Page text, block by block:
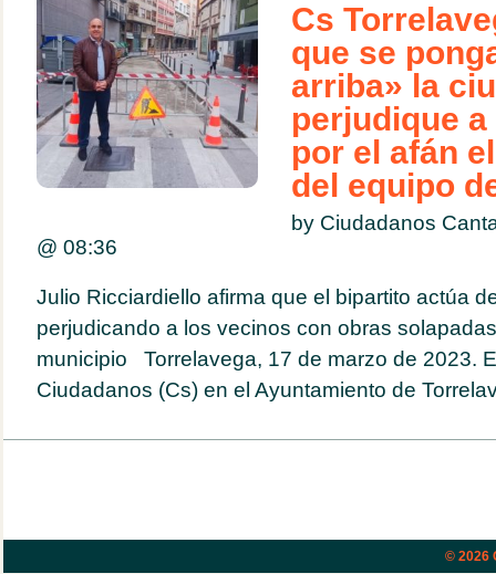
Cs
que se
arriba» la
perjudique
por el afán
del equipo
by Ciudadanos
@ 08:36
Julio Ricciardiello afirma que el bipartito actúa
perjudicando a los vecinos con obras
municipio Torrelavega, 17 de marzo de 2023.
Ciudadanos (Cs) en el Ayuntamiento de
© 2026